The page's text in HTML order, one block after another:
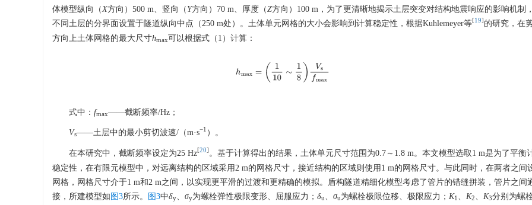
体模型纵向（ X方向）500 m、竖向（ Y方向）70 m、厚度（Z方向）100 m，为了更清晰地揭示土层突变对结构地震响应的影响机制
不同土层的分界面设置于隧道纵向中点（250 m处）。土体单元网格的大小会影响到计算稳定性，根据Kuhlemeyer等[19] 的研究，在
方向上土体网格的最大尺寸hmax可以根据式（1）计算：
hmax= ( 10∼ 18 )V sf max
式中： fmax——截断频率/Hz；
Vs——土层中的最小剪切波速/（m·s−1 ）。
在本研究中，截断频率设定为25 Hz[20] 。基于计算得出的结果，土体单元尺寸范围为0.7～1.8 m。本文模型选取1 m是为了平衡
稳定性，在有限元模型中，对远离结构的区域采用2 m的网格尺寸，接近结构的区域则使用1 m的网格尺寸。与此同时，在两者之间
网格，网格尺寸介于1 m和2 m之间，以实现更平滑的过渡和更精确的模拟。盾构隧道精细化模型考虑了管片的错缝拼装，管片之间
接，所建模型如图3所示。 图3中δy σy为螺栓弹性极限变形、屈服应力； δu σu为螺栓极限位移、极限应力； K1 K2 K3分别为螺